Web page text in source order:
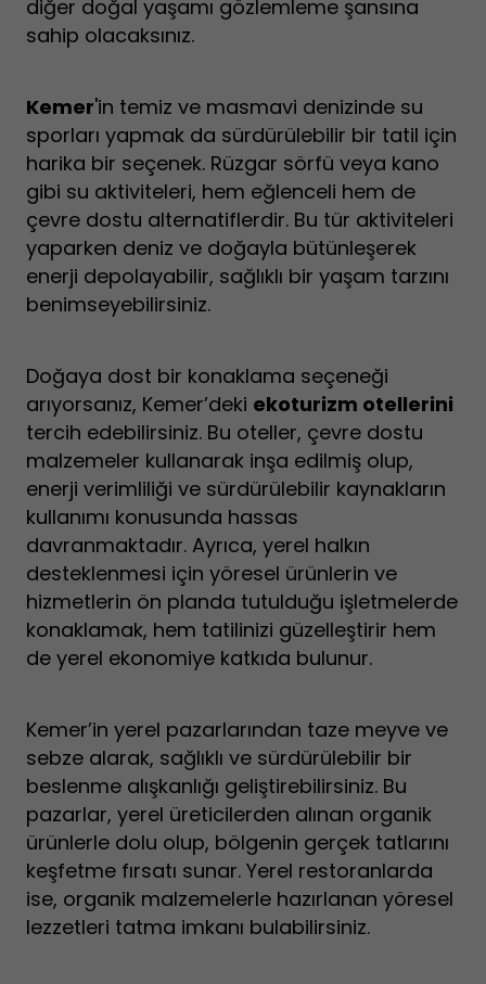
diğer doğal yaşamı gözlemleme şansına
sahip olacaksınız.
Kemer'in temiz ve masmavi denizinde su
sporları yapmak da sürdürülebilir bir tatil için
harika bir seçenek. Rüzgar sörfü veya kano
gibi su aktiviteleri, hem eğlenceli hem de
çevre dostu alternatiflerdir. Bu tür aktiviteleri
yaparken deniz ve doğayla bütünleşerek
enerji depolayabilir, sağlıklı bir yaşam tarzını
benimseyebilirsiniz.
Doğaya dost bir konaklama seçeneği
arıyorsanız, Kemer’deki ekoturizm otellerini
tercih edebilirsiniz. Bu oteller, çevre dostu
malzemeler kullanarak inşa edilmiş olup,
enerji verimliliği ve sürdürülebilir kaynakların
kullanımı konusunda hassas
davranmaktadır. Ayrıca, yerel halkın
desteklenmesi için yöresel ürünlerin ve
hizmetlerin ön planda tutulduğu işletmelerde
konaklamak, hem tatilinizi güzelleştirir hem
de yerel ekonomiye katkıda bulunur.
Kemer’in yerel pazarlarından taze meyve ve
sebze alarak, sağlıklı ve sürdürülebilir bir
beslenme alışkanlığı geliştirebilirsiniz. Bu
pazarlar, yerel üreticilerden alınan organik
ürünlerle dolu olup, bölgenin gerçek tatlarını
keşfetme fırsatı sunar. Yerel restoranlarda
ise, organik malzemelerle hazırlanan yöresel
lezzetleri tatma imkanı bulabilirsiniz.